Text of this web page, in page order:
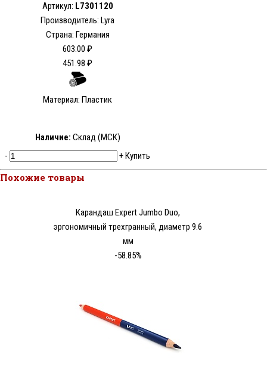
Артикул: L7301120
Производитель: Lyra
Страна: Германия
603.00 ₽
451.98 ₽
Материал: Пластик
Наличие: Склад (МСК)
-
+Купить
Похожие товары
Карандаш Expert Jumbo Duo,
эргономичный трехгранный, диаметр 9.6
мм
-58.85%